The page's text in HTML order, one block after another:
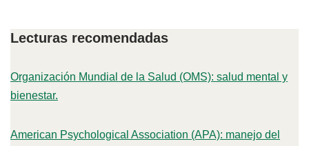
Lecturas recomendadas
Organización Mundial de la Salud (OMS): salud mental y
bienestar.
American Psychological Association (APA): manejo del